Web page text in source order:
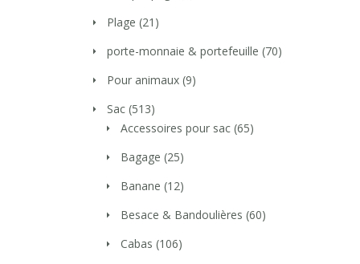
Plage (21)
porte-monnaie & portefeuille (70)
Pour animaux (9)
Sac (513)
Accessoires pour sac (65)
Bagage (25)
Banane (12)
Besace & Bandoulières (60)
Cabas (106)